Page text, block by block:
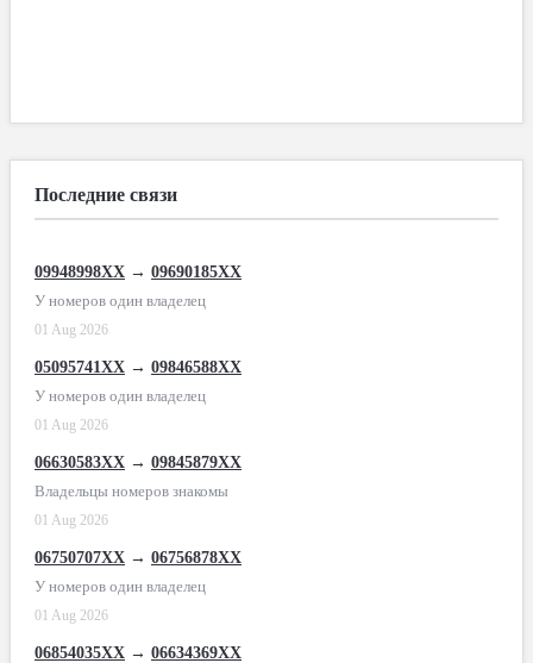
Последние связи
09948998XX → 09690185XX
У номеров один владелец
01 Aug 2026
05095741XX → 09846588XX
У номеров один владелец
01 Aug 2026
06630583XX → 09845879XX
Владельцы номеров знакомы
01 Aug 2026
06750707XX → 06756878XX
У номеров один владелец
01 Aug 2026
06854035XX → 06634369XX